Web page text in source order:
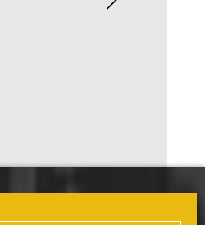
PARTENAIRES